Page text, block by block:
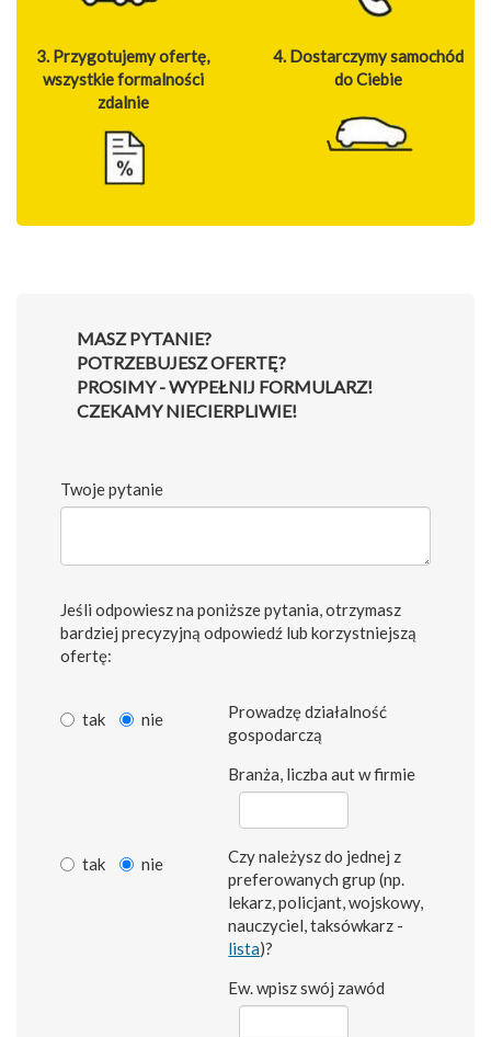
3. Przygotujemy ofertę,
wszystkie formalności
zdalnie
4. Dostarczymy samochód
do Ciebie
MASZ PYTANIE?
POTRZEBUJESZ OFERTĘ?
PROSIMY - WYPEŁNIJ FORMULARZ!
CZEKAMY NIECIERPLIWIE!
Twoje pytanie
Jeśli odpowiesz na poniższe pytania, otrzymasz
bardziej precyzyjną odpowiedź lub korzystniejszą
ofertę:
tak nie
Prowadzę działalność
gospodarczą
Branża, liczba aut w firmie
tak nie
Czy należysz do jednej z
preferowanych grup (np.
lekarz, policjant, wojskowy,
nauczyciel, taksówkarz -
lista)?
Ew. wpisz swój zawód